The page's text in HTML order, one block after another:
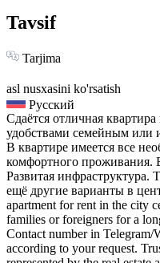
Tavsif
Tarjima
asl nusxasini ko'rsatish
Русский
Сдаётся отличная
удобствами семейным или
В квартире имеется все
комфортного проживания.
Развитая
ещё другие варианты в
apartment for rent in the city
families or foreigners for a
Contact number in Telegram/
according to your request.